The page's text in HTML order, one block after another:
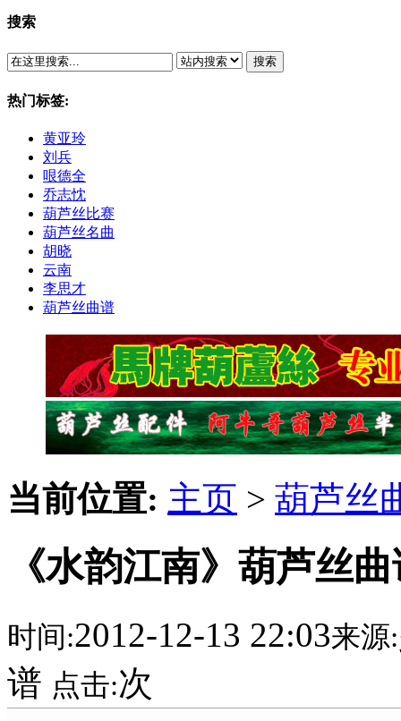
搜索
搜索
热门标签:
黄亚玲
刘兵
哏德全
乔志忱
葫芦丝比赛
葫芦丝名曲
胡晓
云南
李思才
葫芦丝曲谱
当前位置: 主页 > 葫芦丝
《水韵江南》葫芦丝
时间:2012-12-13 22:03来源:
谱 点击:次